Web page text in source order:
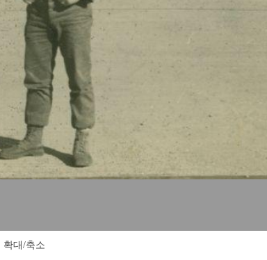
확대/축소